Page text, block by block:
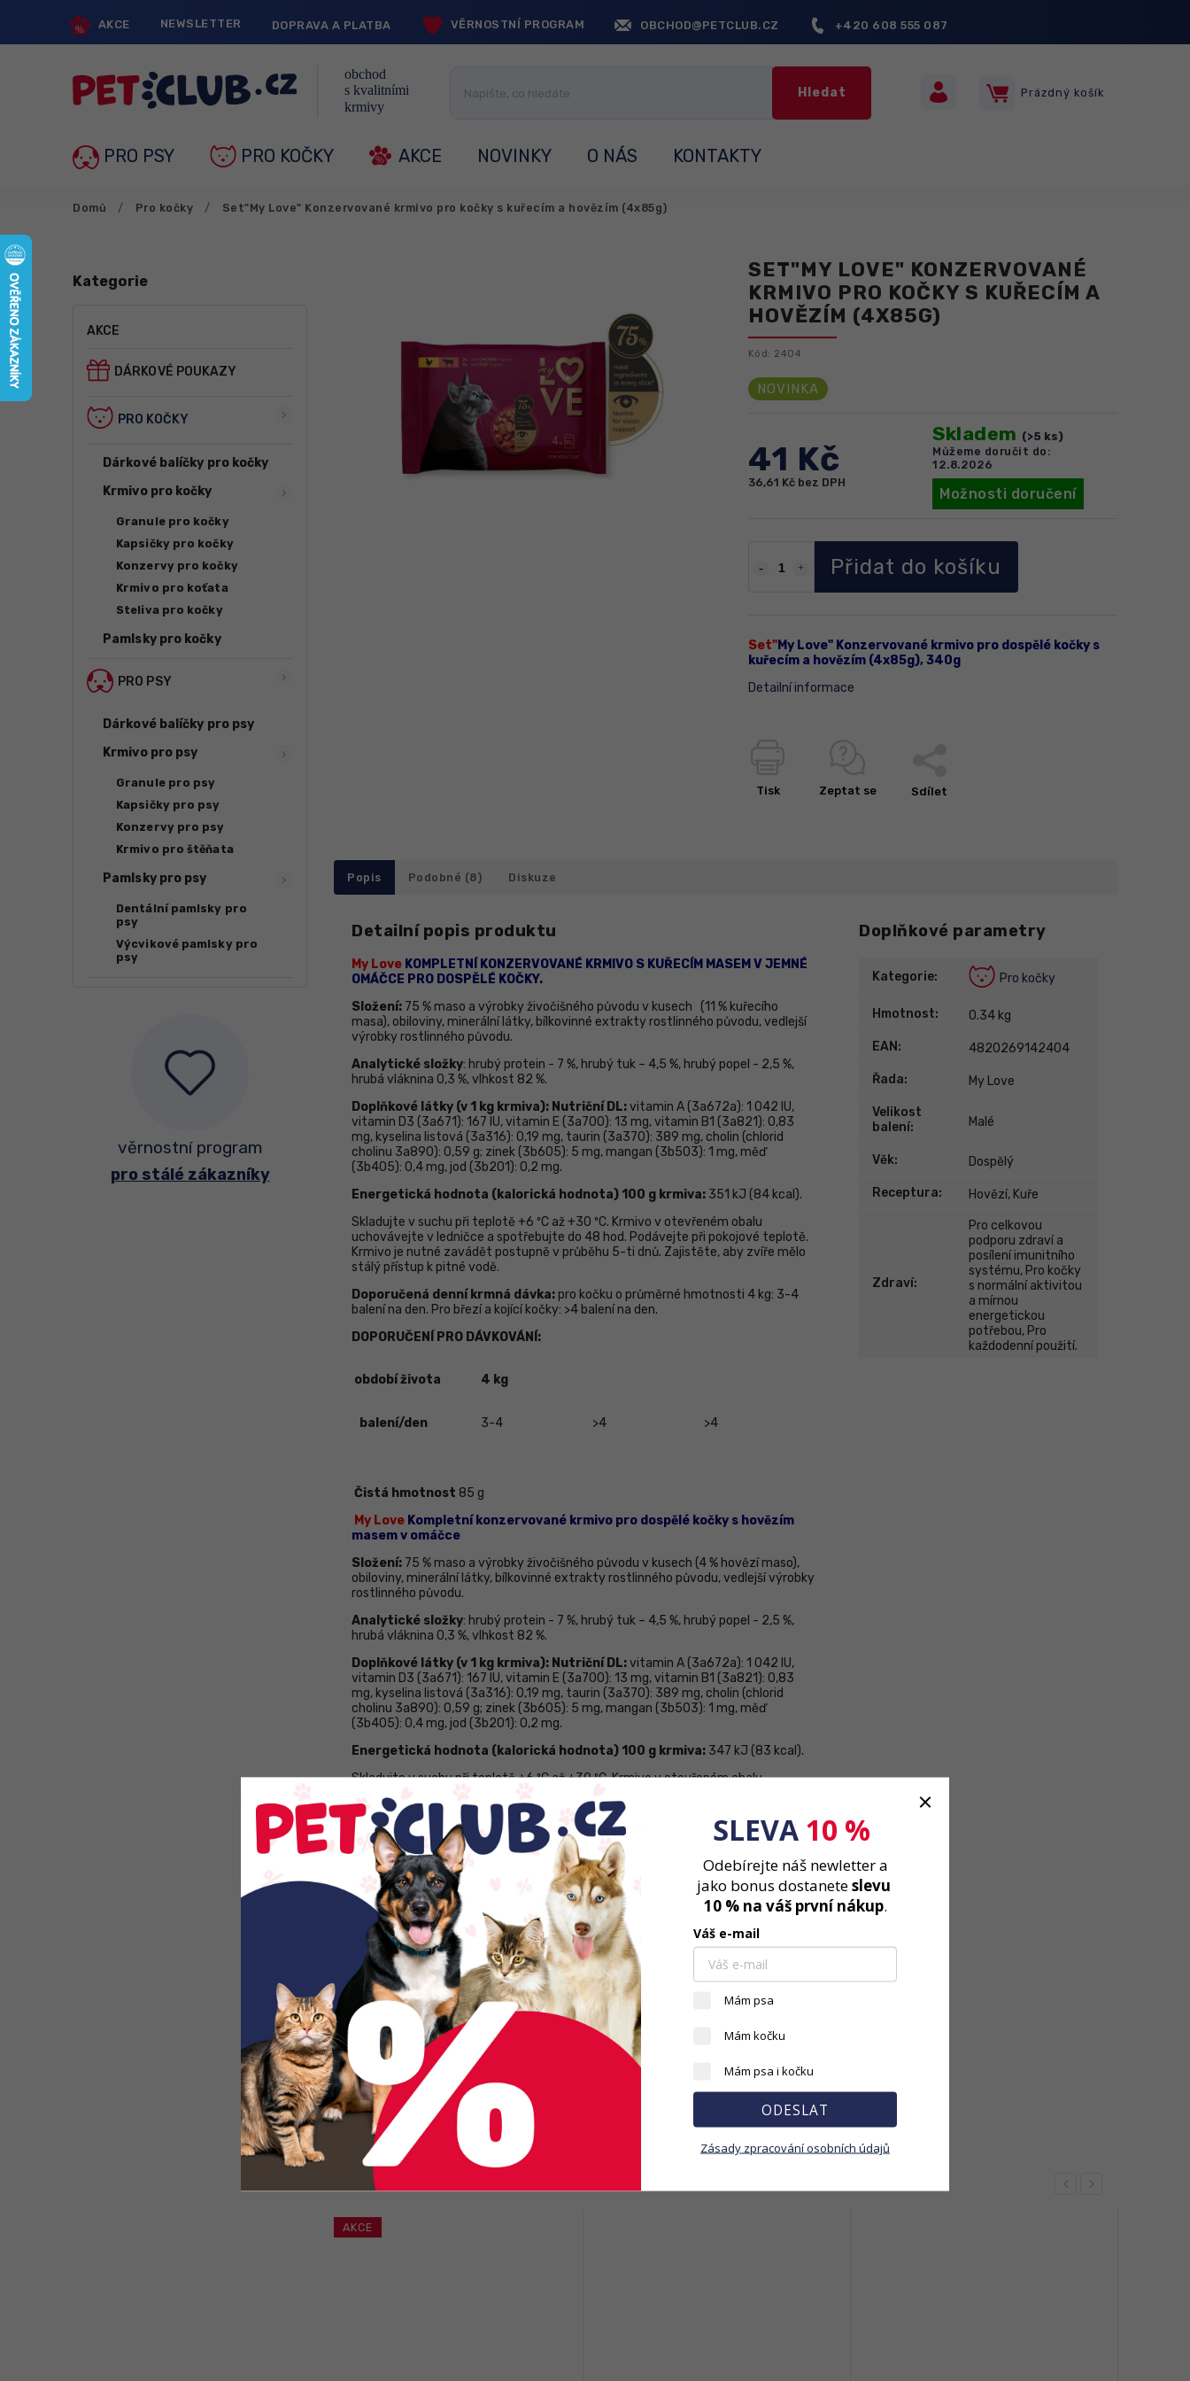
AKCE NEWSLETTER DOPRAVA A PLATBA VĚRNOSTNÍ PROGRAM OBCHOD@PETCLUB.CZ +420 608 555 087
Hledat
Nákupní
Prázdný košík
PRO PSY PRO KOČKY AKCE NOVINKY O NÁS KONTAKTY
Domů / Pro kočky / Set"My Love" Konzervované krmivo pro kočky s kuřecím a hovězím (4x85g)
Kategorie
AKCE
DÁRKOVÉ POUKAZY
PRO KOČKY
Dárkové balíčky pro kočky
Krmivo pro kočky
Granule pro kočky
Kapsičky pro kočky
Konzervy pro kočky
Krmivo pro koťata
Steliva pro kočky
Pamlsky pro kočky
PRO PSY
Dárkové balíčky pro psy
Krmivo pro psy
Granule pro psy
Kapsičky pro psy
Konzervy pro psy
Krmivo pro štěňata
Pamlsky pro psy
Dentální pamlsky pro
psy
Výcvikové pamlsky pro
psy
věrnostní program
pro stálé zákazníky
SET"MY LOVE" KONZERVOVANÉ
KRMIVO PRO KOČKY S KUŘECÍM A
HOVĚZÍM (4X85G)
Kód: 2404
NOVINKA
41 Kč
36,61 Kč bez DPH
Skladem (>5 ks)
Můžeme doručit do:
12.8.2026
Možnosti doručení
Přidat do košíku
Set"My Love" Konzervované krmivo pro dospělé kočky s
kuřecím a hovězím (4x85g), 340g
Detailní informace
Tisk Zeptat se Sdílet
Popis Podobné (8) Diskuze
Detailní popis produktu
My Love KOMPLETNÍ KONZERVOVANÉ KRMIVO S KUŘECÍM MASEM V JEMNÉ
OMÁČCE PRO DOSPĚLÉ KOČKY.
Složení: 75 % maso a výrobky živočišného původu v kusech (11 % kuřecího
masa), obiloviny, minerální látky, bílkovinné extrakty rostlinného původu, vedlejší
výrobky rostlinného původu.
Analytické složky: hrubý protein - 7 %, hrubý tuk – 4,5 %, hrubý popel - 2,5 %,
hrubá vláknina 0,3 %, vlhkost 82 %.
Doplňkové látky (v 1 kg krmiva): Nutriční DL:vitamin A (3а672а): 1 042 IU,
vitamin D3 (3а671): 167 IU, vitamin Е (3а700): 13 mg, vitamin B1 (3а821): 0,83
mg, kyselina listová (3а316): 0,19 mg, taurin (3a370): 389 mg, cholin (chlorid
cholinu 3а890): 0,59 g; zinek (3b605): 5 mg, mangan (3b503): 1 mg, měď
(3b405): 0,4 mg, jod (3b201): 0,2 mg.
Energetická hodnota (kalorická hodnota) 100 g krmiva: 351 kJ (84 kcal).
Skladujte v suchu při teplotě +6 ºС až +30 ºС. Krmivo v otevřeném obalu
uchovávejte v ledničce a spotřebujte do 48 hod. Podávejte při pokojové teplotě.
Krmivo je nutné zavádět postupně v průběhu 5-ti dnů. Zajistěte, aby zvíře mělo
stálý přístup k pitné vodě.
Doporučená denní krmná dávka: pro kočku o průměrné hmotnosti 4 kg: 3-4
balení na den. Pro březí a kojící kočky: >4 balení na den.
DOPORUČENÍ PRO DÁVKOVÁNÍ:
období života 4 kg
balení/den 3-4 >4 >4
Čistá hmotnost 85 g
My Love Kompletní konzervované krmivo pro dospělé kočky s hovězím
masemv omáčce
Složení: 75 % maso a výrobky živočišného původu v kusech (4 % hovězímaso),
obiloviny, minerální látky, bílkovinné extrakty rostlinného původu, vedlejší výrobky
rostlinného původu.
Analytické složky: hrubý protein - 7 %, hrubý tuk – 4,5 %, hrubý popel - 2,5 %,
hrubá vláknina 0,3 %, vlhkost 82 %.
Doplňkové látky (v 1 kg krmiva): Nutriční DL:vitamin A (3а672а): 1 042 IU,
vitamin D3 (3а671): 167 IU, vitamin Е (3а700): 13 mg, vitamin B1 (3а821): 0,83
mg, kyselina listová (3а316): 0,19 mg, taurin (3a370): 389 mg, cholin (chlorid
cholinu 3а890): 0,59 g; zinek (3b605): 5 mg, mangan (3b503): 1 mg, měď
(3b405): 0,4 mg, jod (3b201): 0,2 mg.
Energetická hodnota (kalorická hodnota) 100 g krmiva: 347 kJ (83 kcal).
Skladujte v suchu při teplotě +6 ºС až +30 ºС. Krmivo v otevřeném obalu
Krmivo je nutné zavádět postupně v průběhu 5-ti dnů. Zajistěte, aby zvíře mělo
stálý přístup k pitné vodě.
Doporučená denní krmná dávka:pro kočku o průměrné hmotnosti 4 kg: 3-4
balení na den. Pro březí a kojící kočky: >4 balení na den.
období života 4 kg
balení/den 3-4 >4 >4
Minimální trvanlivost do a číslo šarže / A schvalovací číslo výrobce
Čistá hmotnost
85 g
Doplňkové parametry
Kategorie: Pro kočky
Hmotnost: 0.34 kg
EAN : 4820269142404
Řada: My Love
Velikost
balení: Malé
Věk: Dospělý
Receptura: Hovězí, Kuře
Zdraví:
Pro celkovou
podporu zdraví a
posílení imunitního
systému, Pro kočky
s normální aktivitou
a mírnou
energetickou
potřebou, Pro
každodenní použití.
SOUVISEJÍCÍ PRODUKTY
Previous
Next
SLEVA 10 %
Odebírejte náš newletter a
jako bonus dostaneteslevu
10 % na váš první nákup.
Váš e-mail
Mám psa
Mám kočku
Mám psa i kočku
ODESLAT
Zásady zpracování osobních údajů